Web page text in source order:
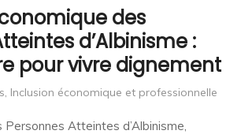
des
d’Albinisme :
pour vivre dignement
, Inclusion économique et professionnelle
Atteintes d’Albinisme,